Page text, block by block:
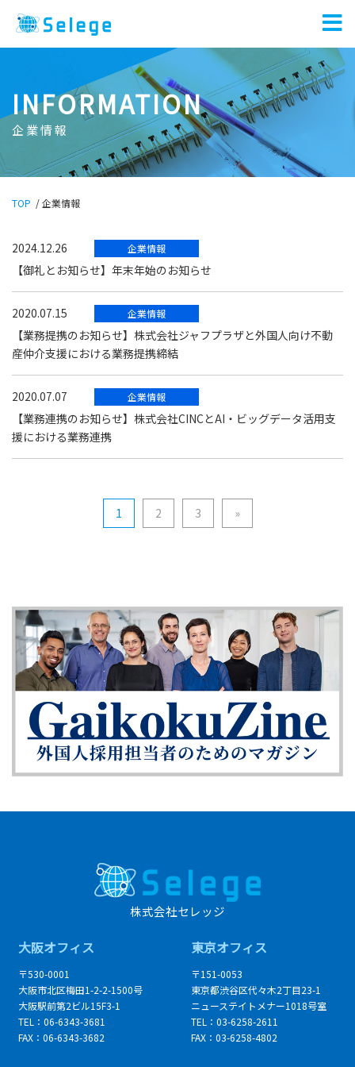
INFORMATION
企業情報
TOP /企業情報
2024.12.26 企業情報
【御礼とお知らせ】年末年始のお知らせ
2020.07.15 企業情報
【業務提携のお知らせ】株式会社ジャフプラザと外国人向け不動
産仲介支援における業務提携締結
2020.07.07 企業情報
【業務連携のお知らせ】株式会社CINCとAI・ビッグデータ活用支
援における業務連携
1 2 3 »
株式会社セレッジ
大阪オフィス
〒530-0001
大阪市北区梅田1-2-2-1500号
大阪駅前第2ビル15F3-1
TEL：06-6343-3681
FAX：06-6343-3682
東京オフィス
〒151-0053
東京都渋谷区代々木2丁目23-1
ニューステイトメナー1018号室
TEL：03-6258-2611
FAX：03-6258-4802